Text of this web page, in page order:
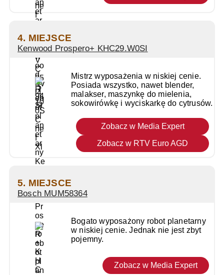
4. MIEJSCE
Kenwood Prospero+ KHC29.W0SI
Mistrz wyposażenia w niskiej cenie.
Posiada wszystko, nawet blender,
malakser, maszynkę do mielenia,
sokowirówkę i wyciskarkę do cytrusów.
Zobacz w Media Expert
Zobacz w RTV Euro AGD
5. MIEJSCE
Bosch MUM58364
Bogato wyposażony robot planetarny
w niskiej cenie. Jednak nie jest zbyt
pojemny.
Zobacz w Media Expert